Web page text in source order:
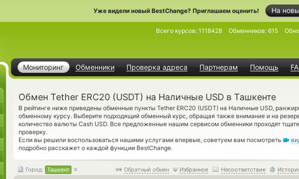
На
Уже видели новый BestChange? Приглашаем оценить!
Мониторинг Обменники Проверка адреса Партнерам Помощь
Всего курсов: 1118428 Обменников: 615
Обмен Tether ERC20 (USDT) на Наличные USD в Ташкенте
В рейтинге ниже приведены обменные пункты Tether ERC20 (USDT) на Наличные USD,
обменному курсу. Выберите подходящий обменный курс, обращая также внимание и на
количество валюты Cash USD. Все предложенные нашим сервисом обменники проходят
проверку.
Если вы решили воспользоваться нашими услугами впервые, советуем вам посмотреть
подробно расскажет о каждой функции BestChange.
Обратный обмен Избранное Несоответствие
Город: Ташкент